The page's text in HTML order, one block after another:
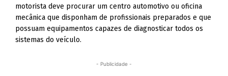
motorista deve procurar um centro automotivo ou oficina
mecânica que disponham de profissionais preparados e que
possuam equipamentos capazes de diagnosticar todos os
sistemas do veículo.
- Publicidade -